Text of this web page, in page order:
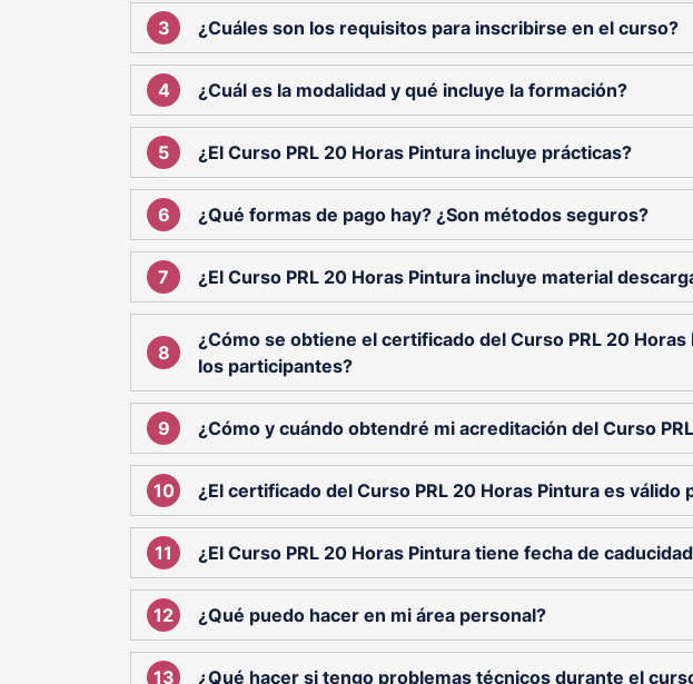
¿Cuáles son los requisitos para inscribirse en el curso?
¿Cuál es la modalidad y qué incluye la formación?
¿El Curso PRL 20 Horas Pintura incluye prácticas?
¿Qué formas de pago hay? ¿Son métodos seguros?
¿El Curso PRL 20 Horas Pintura incluye material
¿Cómo se obtiene el certificado del Curso PRL 20 Horas
los participantes?
¿Cómo y cuándo obtendré mi acreditación del Curso
¿El certificado del Curso PRL 20 Horas Pintura es válido
¿El Curso PRL 20 Horas Pintura tiene fecha de
¿Qué puedo hacer en mi área personal?
¿Qué hacer si tengo problemas técnicos durante el